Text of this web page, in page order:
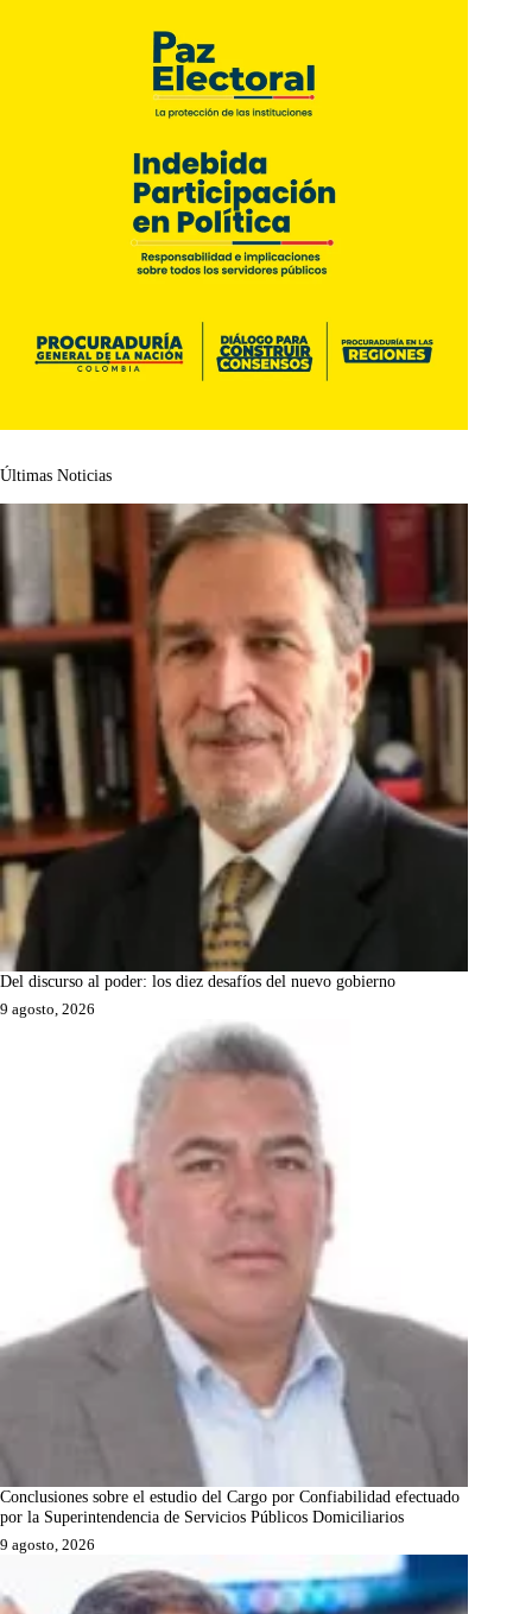
Últimas Noticias
Del discurso al poder: los diez desafíos del nuevo gobierno
9 agosto, 2026
Conclusiones sobre el estudio del Cargo por Confiabilidad efectuado
por la Superintendencia de Servicios Públicos Domiciliarios
9 agosto, 2026